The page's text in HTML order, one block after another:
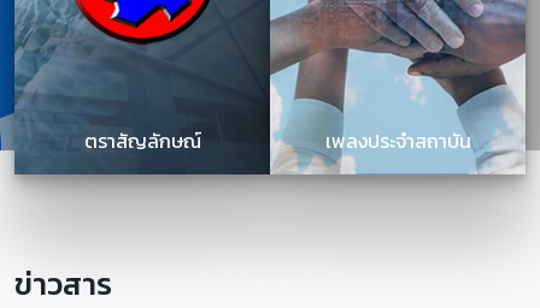
ตราสัญลักษณ์ เพลงประจำสถาบัน
ข่าวสาร